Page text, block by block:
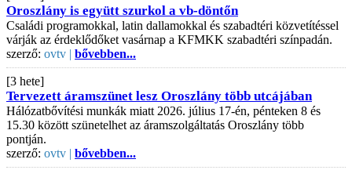
Oroszlány is együtt szurkol a vb-döntőn
Családi programokkal, latin dallamokkal és szabadtéri közvetítéssel
várják az érdeklődőket vasárnap a KFMKK szabadtéri színpadán.
szerző: ovtv | bővebben...
[3 hete]
Tervezett áramszünet lesz Oroszlány több utcájában
Hálózatbővítési munkák miatt 2026. július 17-én, pénteken 8 és
15.30 között szünetelhet az áramszolgáltatás Oroszlány több
pontján.
szerző: ovtv | bővebben...